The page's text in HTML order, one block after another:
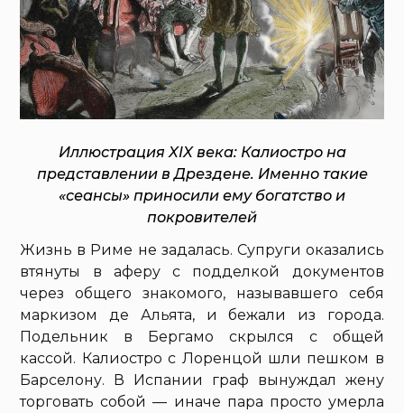
Иллюстрация XIX века: Калиостро на
представлении в Дрездене. Именно такие
«сеансы» приносили ему богатство и
покровителей
Жизнь в Риме не задалась. Супруги оказались
втянуты в аферу с подделкой документов
через общего знакомого, называвшего себя
маркизом де Альята, и бежали из города.
Подельник в Бергамо скрылся с общей
кассой. Калиостро с Лоренцой шли пешком в
Барселону. В Испании граф вынуждал жену
торговать собой — иначе пара просто умерла